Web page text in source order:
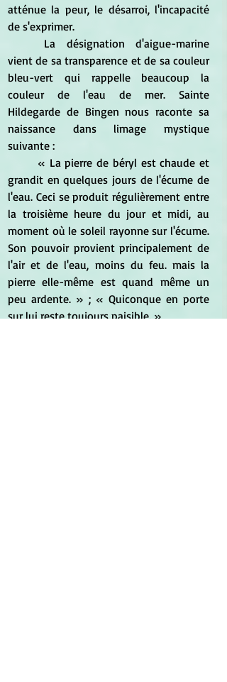
atténue la peur, le désarroi, l'incapacité
de s'exprimer.
vient de sa transparence et de sa couleur
bleu-vert qui rappelle beaucoup la
couleur de l'eau de mer. Sainte
Hildegarde de Bingen nous raconte sa
naissance dans limage mystique
suivante :
grandit en quelques jours de l'écume de
l'eau. Ceci se produit régulièrement entre
la troisième heure du jour et midi, au
moment où le soleil rayonne sur l'écume.
Son pouvoir provient principalement de
l'air et de l'eau, moins du feu. mais la
pierre elle-même est quand même un
peu ardente. » ; « Quiconque en porte
sur lui reste toujours paisible. »